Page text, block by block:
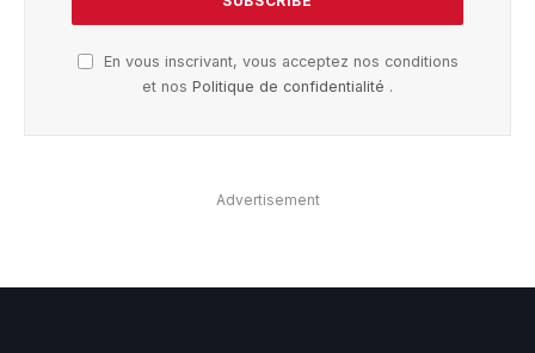
En vous inscrivant, vous acceptez nos conditions
et nos Politique de confidentialité .
Advertisement